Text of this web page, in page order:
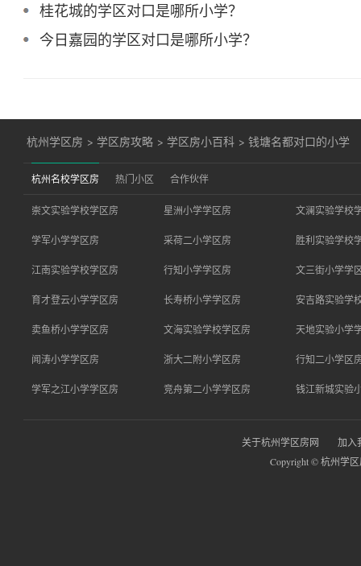
桂花城的学区对口是哪所小学？
今日嘉园的学区对口是哪所小学？
杭州学区房 > 学区房攻略 > 学区房小百科 >钱塘名都对口的小学
杭州名校学区房 热门小区 合作伙伴
崇文实验学校学区房 星洲小学学区房 文澜实验学校
学军小学学区房 采荷二小学区房 胜利实验学校
江南实验学校学区房 行知小学学区房 文三街小学学
育才登云小学学区房 长寿桥小学学区房 安吉路实验学
卖鱼桥小学学区房 文海实验学校学区房 天地实验小学
闻涛小学学区房 浙大二附小学区房 行知二小学区
学军之江小学学区房 竞舟第二小学学区房 钱江新城实验
关于杭州学区房网
加入
Copyright © 杭州学